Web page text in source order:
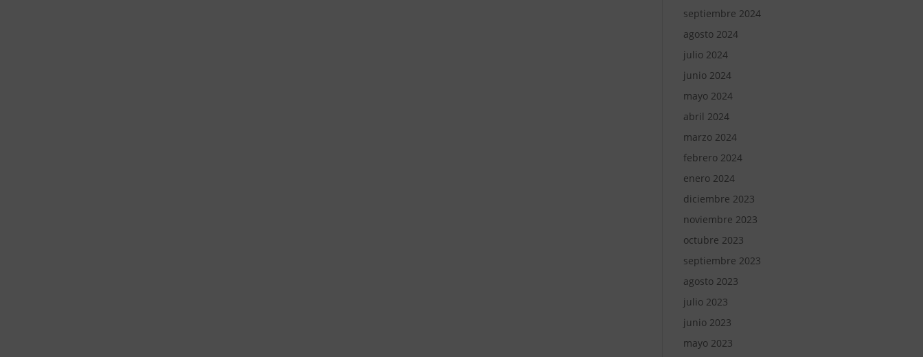
septiembre 2024
agosto 2024
julio 2024
junio 2024
mayo 2024
abril 2024
marzo 2024
febrero 2024
enero 2024
diciembre 2023
noviembre 2023
octubre 2023
septiembre 2023
agosto 2023
julio 2023
junio 2023
mayo 2023